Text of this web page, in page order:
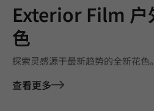
Exterior Film 户
色
探索灵感源于最新趋势的全新花色。
查看更多